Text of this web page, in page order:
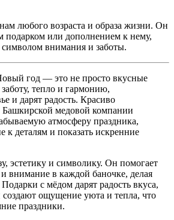
любого возраста и образа жизни. Он
подарком или дополнением к нему,
символом внимания и заботы.
год — это не просто вкусные
тепло и гармонию,
и дарят радость. Красиво
медовой компании
атмосферу праздника,
к деталям и показать искренние
эстетику и символику. Он помогает
и внимание в каждой баночке, делая
с мёдом дарят радость вкуса,
создают ощущение уюта и тепла, что
праздники.